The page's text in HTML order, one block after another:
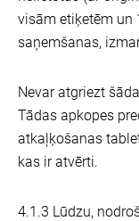
visām etiķetēm un
saņemšanas,
Nevar atgriezt
Tādas apkopes
atkaļķošanas
kas ir atvērti.
4.1.3 Lūdzu,